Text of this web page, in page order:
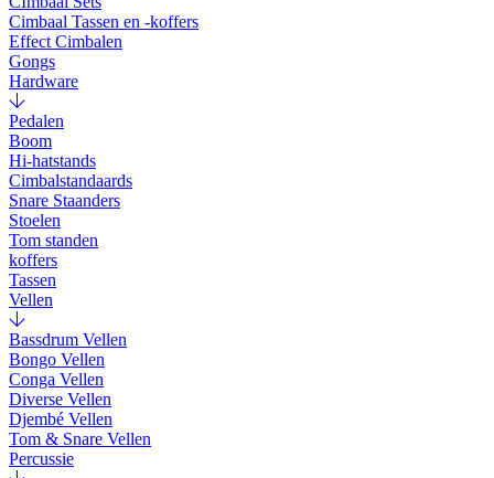
Cimbaal Tassen en -koffers
Effect Cimbalen
Gongs
Hardware
Pedalen
Boom
Hi-hatstands
Cimbalstandaards
Snare Staanders
Stoelen
Tom standen
koffers
Tassen
Vellen
Bassdrum Vellen
Bongo Vellen
Conga Vellen
Diverse Vellen
Djembé Vellen
Tom & Snare Vellen
Percussie